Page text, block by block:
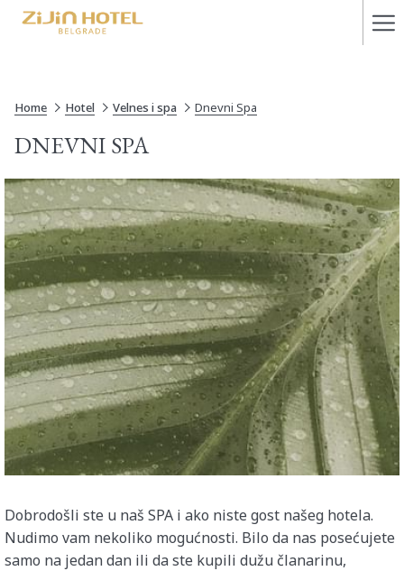
Home Hotel Velnes i spa Dnevni Spa
DNEVNI SPA
Dobrodošli ste u naš SPA i ako niste gost našeg hotela.
Nudimo vam nekoliko mogućnosti. Bilo da nas posećujete
samo na jedan dan ili da ste kupili dužu članarinu,